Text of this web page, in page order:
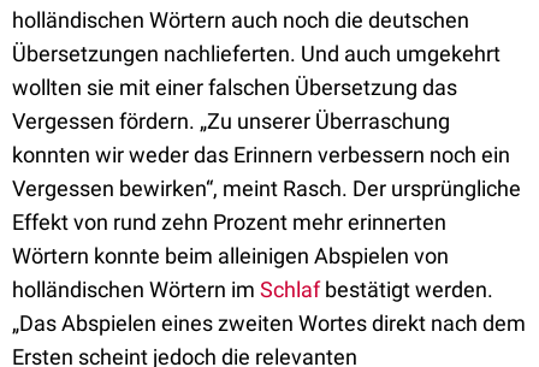
holländischen Wörtern auch noch die deutschen
Übersetzungen nachlieferten. Und auch umgekehrt
wollten sie mit einer falschen Übersetzung das
Vergessen fördern. „Zu unserer Überraschung
konnten wir weder das Erinnern verbessern noch ein
Vergessen bewirken“, meint Rasch. Der ursprüngliche
Effekt von rund zehn Prozent mehr erinnerten
Wörtern konnte beim alleinigen Abspielen von
holländischen Wörtern im Schlafbestätigt werden.
„Das Abspielen eines zweiten Wortes direkt nach dem
Ersten scheint jedoch die relevanten